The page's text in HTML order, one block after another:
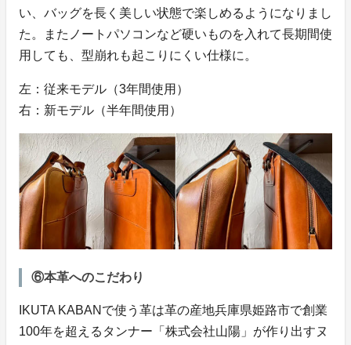
い、バッグを長く美しい状態で楽しめるようになりまし
た。またノートパソコンなど硬いものを入れて長期間使
用しても、型崩れも起こりにくい仕様に。
左：従来モデル（3年間使用）
右：新モデル（半年間使用）
⑥本革へのこだわり
IKUTA KABANで使う革は革の産地兵庫県姫路市で創業
100年を超えるタンナー「株式会社山陽」が作り出すヌ